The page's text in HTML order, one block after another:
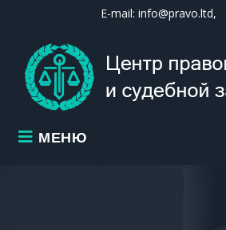
E-mail: info@pravo.ltd,
МЕНЮ